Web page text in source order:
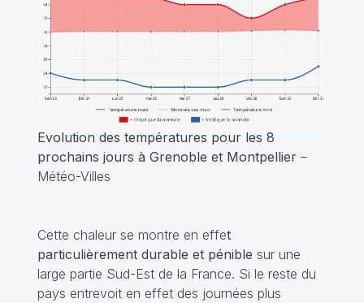
Evolution des températures pour les 8
prochains jours à Grenoble et Montpellier–
Météo-Villes
Cette chaleur se montre en effet
particulièrement durable et pénible sur une
large partie Sud-Est de la France. Si le reste du
pays entrevoit en effet des journées plus